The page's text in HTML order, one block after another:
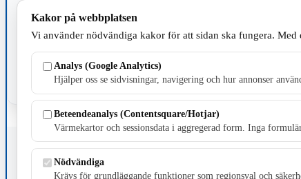
Spara mitt namn, min e-postadress och webbplats i denna
Fristående webbtidningsföretag grundat 1991 som sedan
Kakor på webbplatsen
Vi använder nödvändiga kakor för att sidan ska fungera.
Analys (Google Analytics)
Hjälper oss se sidvisningar, navigering och hur annonser
Beteendeanalys (Contentsquare/Hotjar)
Värmekartor och sessionsdata i aggregerad form. Inga
Nödvändiga
Krävs för grundläggande funktioner som regionsval och